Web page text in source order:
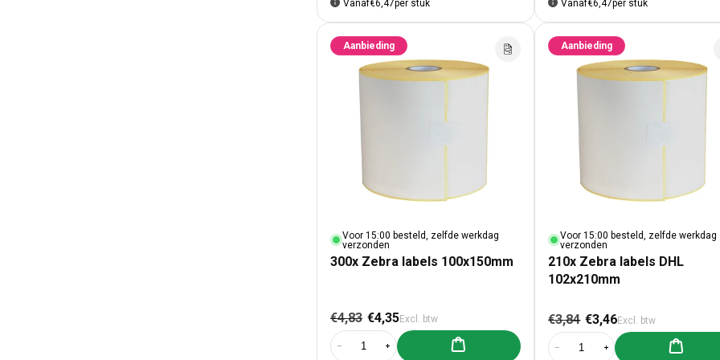
Vanaf€6,47per stuk Vanaf€6,47per stuk
Aanbieding
Voor 15:00 besteld, zelfde werkdag
verzonden
300x Zebra labels 100x150mm
Normale prijs
€4,83 Aanbiedingsprijs
€4,35Excl. btw
Aantal verlagen voor 300x Zebra labels 100x150mm
Aantal verhogen voor 300x Zebra labels 100x150mm
Aan winkelwagen toevoegen
Aanbieding
Voor 15:00 besteld, zelfde werkdag
verzonden
210x Zebra labels DHL
102x210mm
Normale prijs
€3,84 €3,46Excl. btw
Aantal verlagen voor 210x Zebra
Aantal verhogen voor
Aan